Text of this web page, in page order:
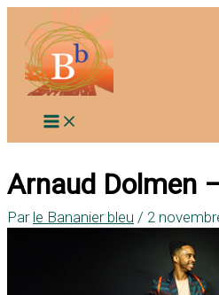
contenu
Arnaud Dolmen
Par le Bananier bleu / 2